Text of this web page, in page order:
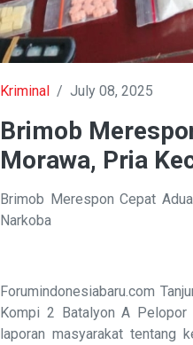
Kriminal / July 08, 2025
Brimob
Morawa, Pria
Brimob Merespon Cepat
Narkoba
Forumindonesiabaru.com
Kompi 2 Batalyon A Pelopor
laporan masyarakat tentang